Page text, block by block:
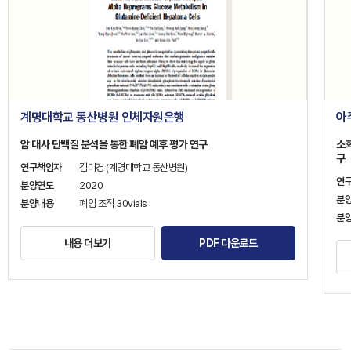
계명대학교 동산병원 인체자원은행
암 대사 단백질 분석을 통한 폐암 예후 평가 연구
연구책임자
김미경 (계명대학교 동산병원)
분양연도
2020
분양내용
폐암 조직 30vials
내용 더보기 PDF 다운로드
아
소
구
연
분
분